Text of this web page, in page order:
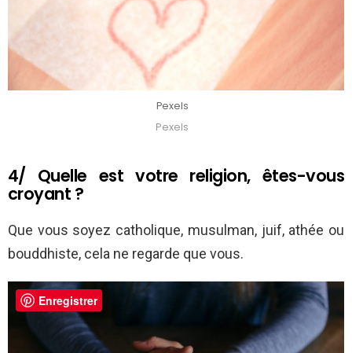
Pexels
Pexels
4/ Quelle est votre religion, êtes-vous
croyant ?
Que vous soyez catholique, musulman, juif, athée ou
bouddhiste, cela ne regarde que vous.
Enregistrer